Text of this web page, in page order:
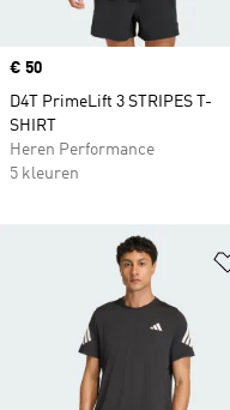
Price
€ 50
D4T PrimeLift 3 STRIPES T-
SHIRT
Heren Performance
5 kleuren